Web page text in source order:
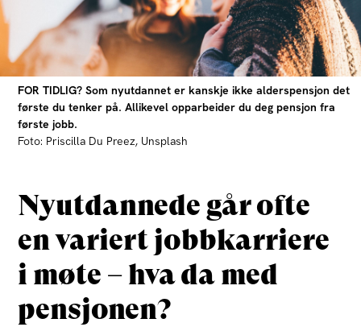
Nyutdannede går ofte
en variert jobbkarriere
i møte – hva da med
pensjonen?
FOR TIDLIG? Som nyutdannet er kanskje ikke alderspensjon det
første du tenker på. Allikevel opparbeider du deg pensjon fra
første jobb.
Foto: Priscilla Du Preez, Unsplash